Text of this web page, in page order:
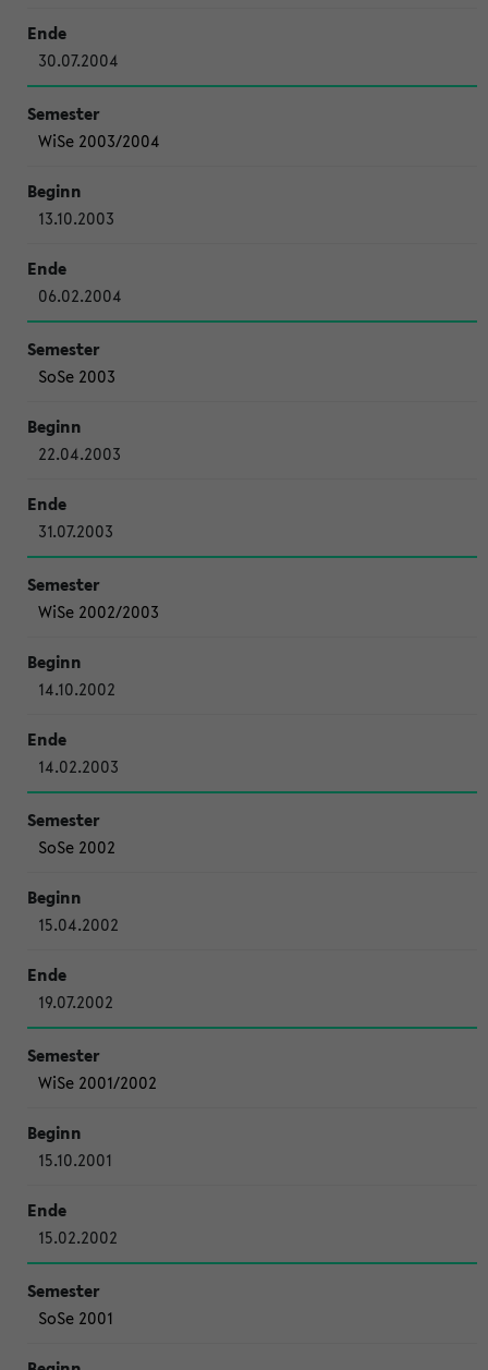
30.07.2004
WiSe 2003/2004
13.10.2003
06.02.2004
SoSe 2003
22.04.2003
31.07.2003
WiSe 2002/2003
14.10.2002
14.02.2003
SoSe 2002
15.04.2002
19.07.2002
WiSe 2001/2002
15.10.2001
15.02.2002
SoSe 2001